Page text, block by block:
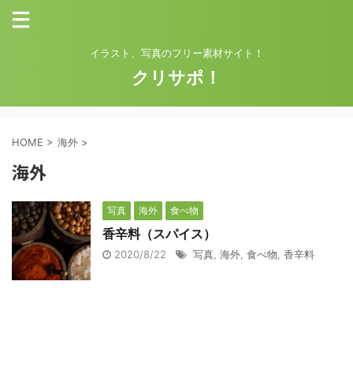
イラスト、写真のフリー素材サイト！
クリサポ！
HOME > 海外 >
海外
写真 海外 食べ物
香辛料（スパイス）
2020/8/22 写真 海外 食べ物 香辛料